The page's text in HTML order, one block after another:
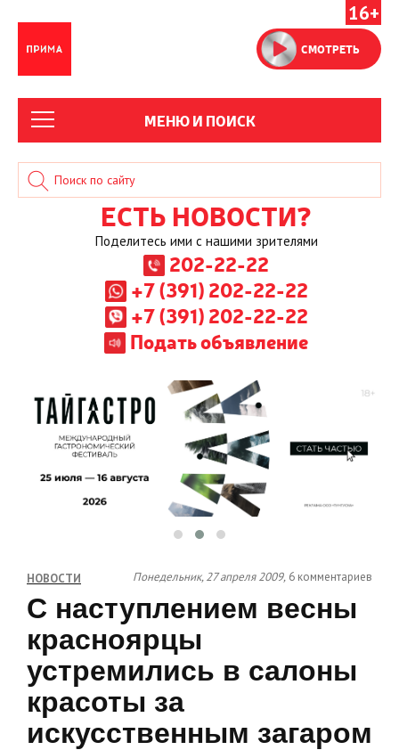
16+
СМОТРЕТЬ
МЕНЮ И ПОИСК
ЕСТЬ НОВОСТИ?
Поделитесь ими с нашими зрителями
202-22-22
+7 (391) 202-22-22
+7 (391) 202-22-22
Подать объявление
НОВОСТИ Понедельник, 27 апреля 2009, 6 комментариев
С наступлением весны
красноярцы
устремились в салоны
красоты за
искусственным загаром